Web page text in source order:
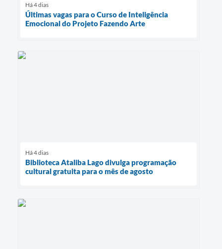
Há 4 dias
Últimas vagas para o Curso de Inteligência
Emocional do Projeto Fazendo Arte
Há 4 dias
Biblioteca Ataliba Lago divulga programação
cultural gratuita para o mês de agosto